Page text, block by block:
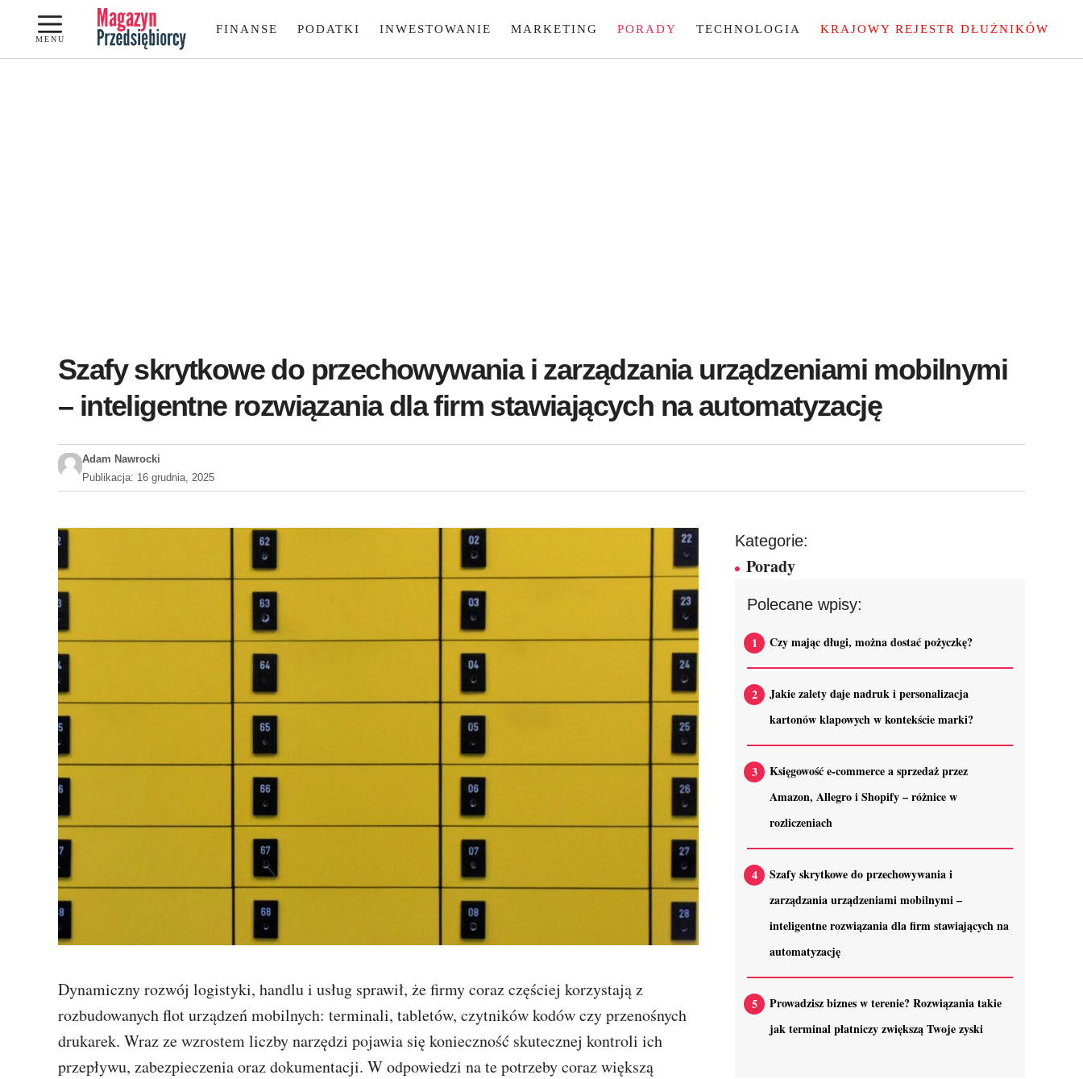
Przejdź
treści
MENU
FINANSE PODATKI INWESTOWANIE MARKETING PORADY TECHNOLOGIA KRAJOWY REJESTR DŁUŻNIKÓW
Szafy skrytkowe do przechowywania i zarządzania urządzeniami mobilnymi
– inteligentne rozwiązania dla firm stawiających na automatyzację
Adam Nawrocki
Publikacja: 16 grudnia, 2025
Dynamiczny rozwój logistyki, handlu i usług sprawił, że firmy coraz częściej korzystają z
rozbudowanych flot urządzeń mobilnych: terminali, tabletów, czytników kodów czy przenośnych
drukarek. Wraz ze wzrostem liczby narzędzi pojawia się konieczność skutecznej kontroli ich
przepływu, zabezpieczenia oraz dokumentacji. W odpowiedzi na te potrzeby coraz większą
Kategorie:
Porady
Polecane wpisy:
Czy mając długi, można dostać pożyczkę?
Jakie zalety daje nadruk i personalizacja
kartonów klapowych w kontekście marki?
Księgowość e-commerce a sprzedaż przez
Amazon, Allegro i Shopify – różnice w
rozliczeniach
Szafy skrytkowe do przechowywania i
zarządzania urządzeniami mobilnymi –
inteligentne rozwiązania dla firm stawiających na
automatyzację
Prowadzisz biznes w terenie? Rozwiązania takie
jak terminal płatniczy zwiększą Twoje zyski